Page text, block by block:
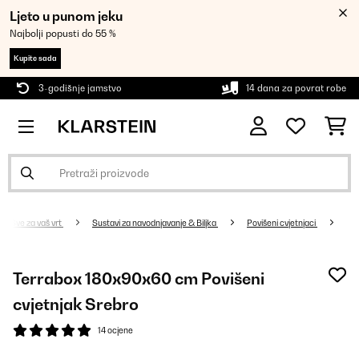
Ljeto u punom jeku
Najbolji popusti do 55 %
Kupite sada
3-godišnje jamstvo 14 dana za povrat robe
Sve za vaš vrt Sustavi za navodnjavanje & Biljka Povišeni cvjetnjaci
Terrabox 180x90x60 cm Povišeni
cvjetnjak Srebro
14 ocjene